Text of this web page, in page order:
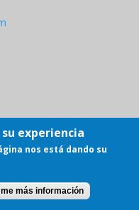
experiencia
nos está dando su
más información